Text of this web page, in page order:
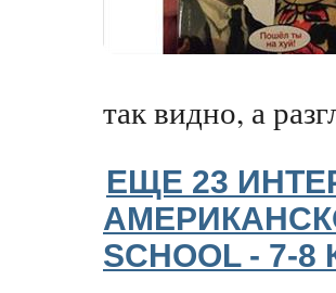
так видно, а
ЕЩЕ 23
SCHOOL - 7-